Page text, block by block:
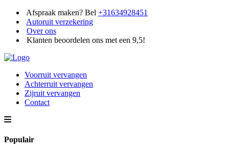
Afspraak maken? Bel +31634928451
Autoruit verzekering
Over ons
Klanten beoordelen ons met een 9,5!
Voorruit vervangen
Achterruit vervangen
Zijruit vervangen
Contact
Populair